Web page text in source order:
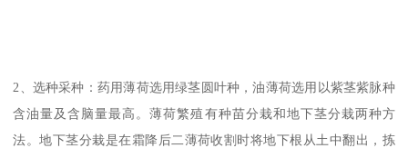
2、选种采种：药用薄荷选用绿茎圆叶种，油薄荷选用以紫茎紫脉种
含油量及含脑量最高。薄荷繁殖有种苗分栽和地下茎分栽两种方
法。地下茎分栽是在霜降后二薄荷收割时将地下根从土中翻出，拣